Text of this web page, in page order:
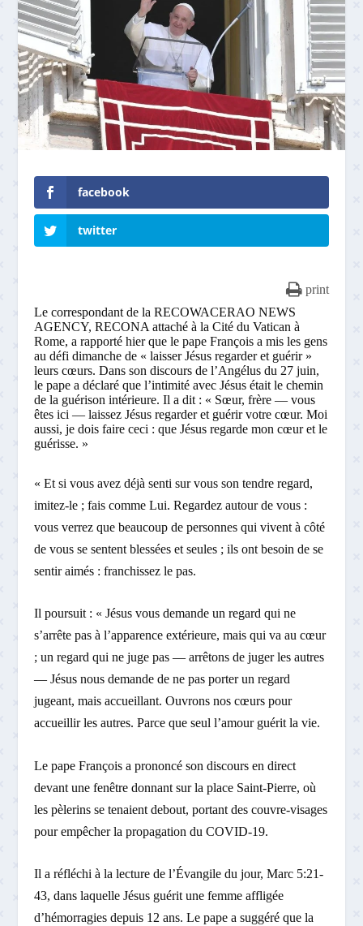
facebook
twitter
print
Le correspondant de la RECOWACERAO NEWS
AGENCY, RECONA attaché à la Cité du Vatican à
Rome, a rapporté hier que le pape François a mis les gens
au défi dimanche de « laisser Jésus regarder et guérir »
leurs cœurs. Dans son discours de l’Angélus du 27 juin,
le pape a déclaré que l’intimité avec Jésus était le chemin
de la guérison intérieure. Il a dit : « Sœur, frère — vous
êtes ici — laissez Jésus regarder et guérir votre cœur. Moi
aussi, je dois faire ceci : que Jésus regarde mon cœur et le
guérisse. »
« Et si vous avez déjà senti sur vous son tendre regard,
imitez-le ; fais comme Lui. Regardez autour de vous :
vous verrez que beaucoup de personnes qui vivent à côté
de vous se sentent blessées et seules ; ils ont besoin de se
sentir aimés : franchissez le pas.
Il poursuit : « Jésus vous demande un regard qui ne
s’arrête pas à l’apparence extérieure, mais qui va au cœur
; un regard qui ne juge pas — arrêtons de juger les autres
— Jésus nous demande de ne pas porter un regard
jugeant, mais accueillant. Ouvrons nos cœurs pour
accueillir les autres. Parce que seul l’amour guérit la vie.
Le pape François a prononcé son discours en direct
devant une fenêtre donnant sur la place Saint-Pierre, où
les pèlerins se tenaient debout, portant des couvre-visages
pour empêcher la propagation du COVID-19.
Il a réfléchi à la lecture de l’Évangile du jour, Marc 5:21-
43, dans laquelle Jésus guérit une femme affligée
d’hémorragies depuis 12 ans. Le pape a suggéré que la